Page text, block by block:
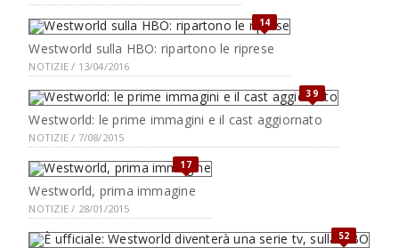
14
Westworld sulla HBO: ripartono le riprese
NOTIZIE / 13/04/2016
39
Westworld: le prime immagini e il cast aggiornato
NOTIZIE / 7/08/2015
17
Westworld, prima immagine
NOTIZIE / 28/01/2015
52